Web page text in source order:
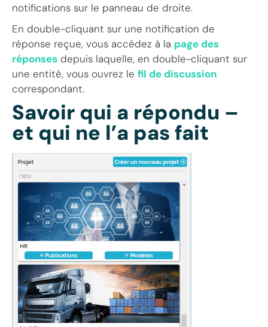
notifications sur le panneau de droite.
En double-cliquant sur une notification de
réponse reçue, vous accédez à la page des
réponses depuis laquelle, en double-cliquant sur
une entité, vous ouvrez le fil de discussion
correspondant.
Savoir qui a répondu –
et qui ne l’a pas fait